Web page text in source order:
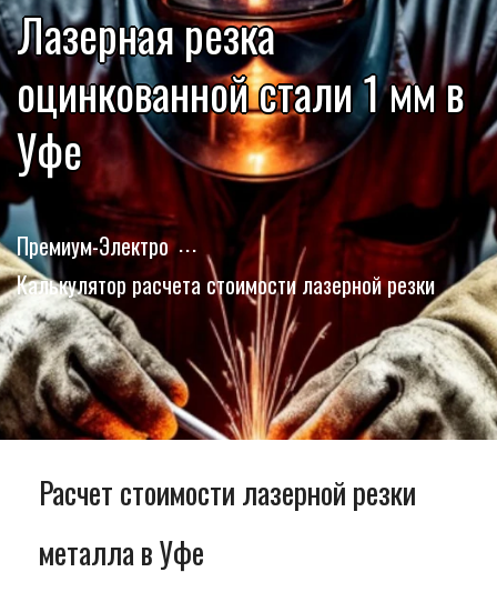
Лазерная резка
оцинкованной стали 1 мм в
Уфе
Премиум-Электро
Калькулятор расчета стоимости лазерной резки
Расчет стоимости лазерной резки
металла в Уфе